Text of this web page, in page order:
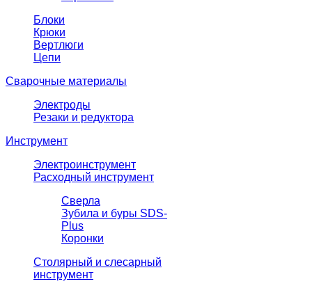
Блоки
Крюки
Вертлюги
Цепи
Сварочные материалы
Электроды
Резаки и редуктора
Инструмент
Электроинструмент
Расходный инструмент
Сверла
Зубила и буры SDS-
Plus
Коронки
Столярный и слесарный
инструмент